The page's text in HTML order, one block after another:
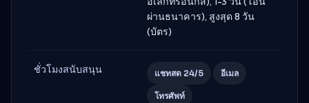
ผ่านธนาคาร), สูงสุด 8 วัน
(บัตร)
ชั่วโมงสนับสนุน แชทสด 24/5 อีเมล
โทรศัพท์